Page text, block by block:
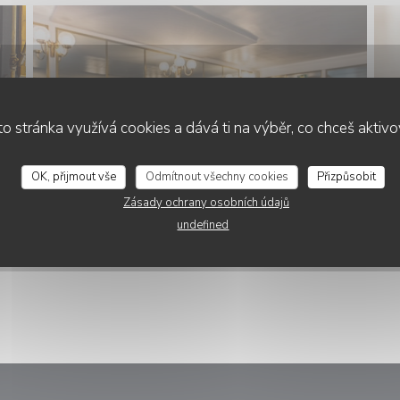
stránka využívá cookies a dává ti na výběr, co chceš
OK, přijmout vše Odmítnout všechny cookies
Přizpůsobit
Zásady ochrany osobních údajů
undefined